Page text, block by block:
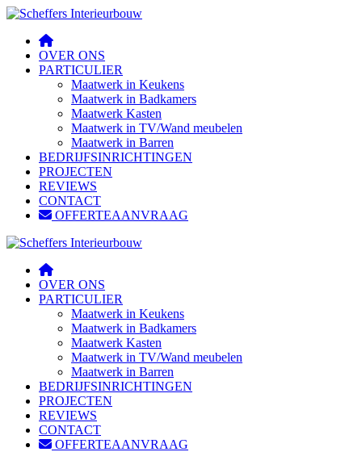
OVER ONS
PARTICULIER
Maatwerk in Keukens
Maatwerk in Badkamers
Maatwerk Kasten
Maatwerk in TV/Wand meubelen
Maatwerk in Barren
BEDRIJFSINRICHTINGEN
PROJECTEN
REVIEWS
CONTACT
OFFERTEAANVRAAG
OVER ONS
PARTICULIER
Maatwerk in Keukens
Maatwerk in Badkamers
Maatwerk Kasten
Maatwerk in TV/Wand meubelen
Maatwerk in Barren
BEDRIJFSINRICHTINGEN
PROJECTEN
REVIEWS
CONTACT
OFFERTEAANVRAAG